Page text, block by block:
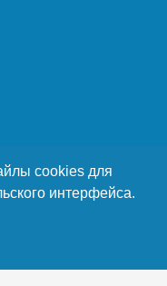
cookies для
интерфейса.